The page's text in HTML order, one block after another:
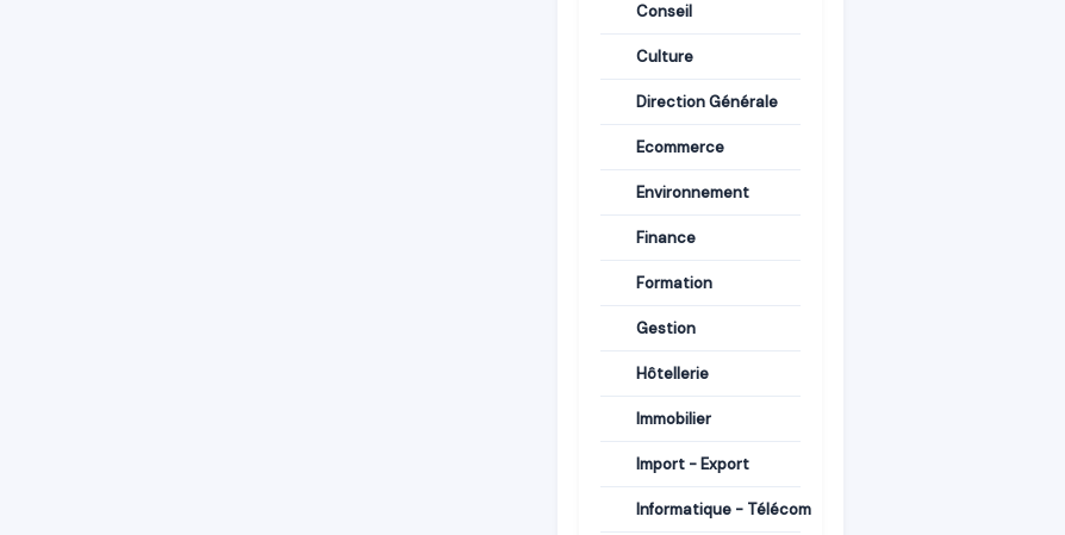
Conseil
Culture
Direction Générale
Ecommerce
Environnement
Finance
Formation
Gestion
Hôtellerie
Immobilier
Import - Export
Informatique - Télécom